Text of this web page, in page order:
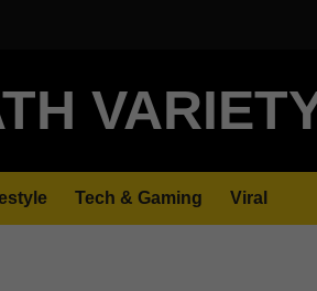
Tech & Gaming Viral